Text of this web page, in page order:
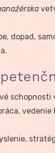
dopad,
schopnosti